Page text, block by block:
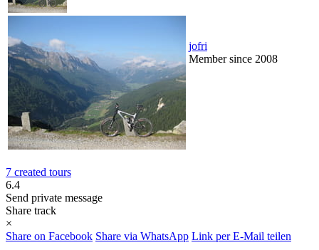
jofri
Member since 2008
7 created tours
6.4
Send private message
Share track
×
Share on Facebook Share via WhatsApp Link per E-Mail teilen